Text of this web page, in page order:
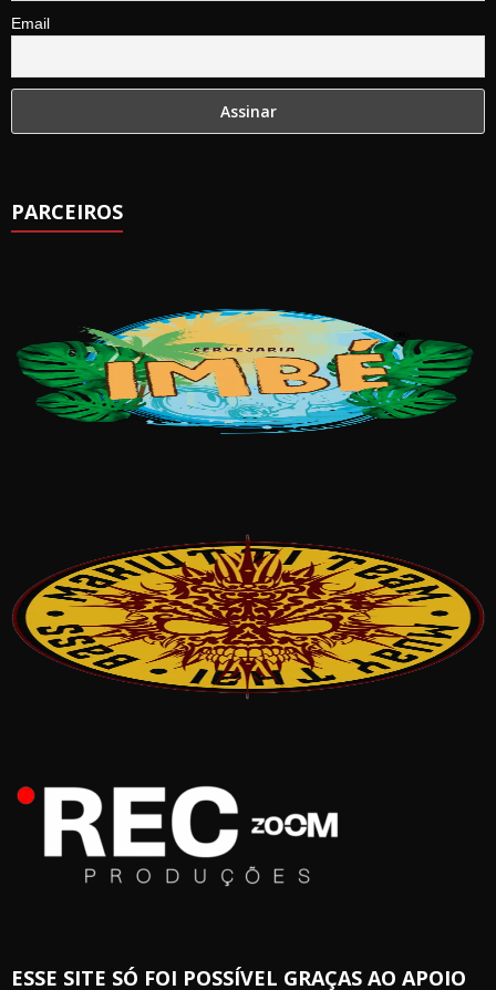
Email
PARCEIROS
ESSE SITE SÓ FOI POSSÍVEL GRAÇAS AO APOIO